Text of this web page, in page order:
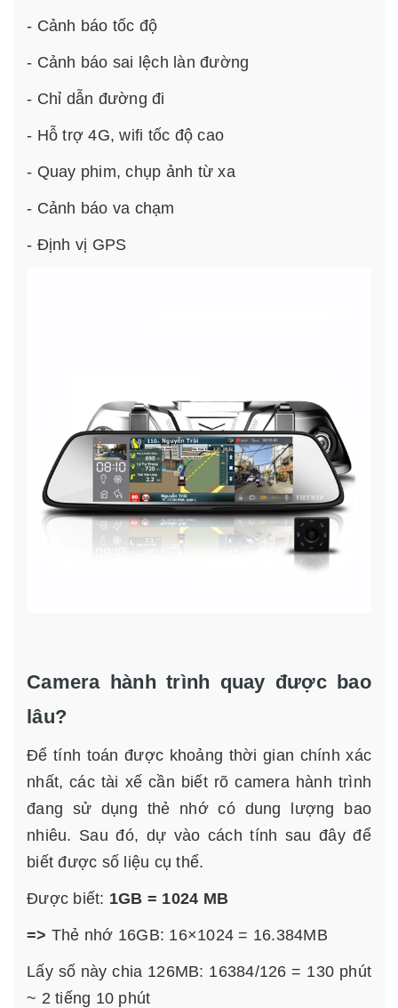
- Cảnh báo tốc độ
- Cảnh báo sai lệch làn đường
- Chỉ dẫn đường đi
- Hỗ trợ 4G, wifi tốc độ cao
- Quay phim, chụp ảnh từ xa
- Cảnh báo va chạm
- Định vị GPS
Camera hành trình quay được bao
lâu?
Để tính toán được khoảng thời gian chính xác
nhất, các tài xế cần biết rõ camera hành trình
đang sử dụng thẻ nhớ có dung lượng bao
nhiêu. Sau đó, dự vào cách tính sau đây để
biết được số liệu cụ thể.
Được biết: 1GB = 1024 MB
=> Thẻ nhớ 16GB: 16×1024 = 16.384MB
Lấy số này chia 126MB: 16384/126 = 130 phút
~ 2 tiếng 10 phút